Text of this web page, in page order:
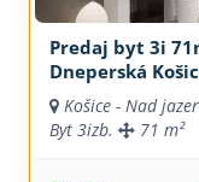
Predaj byt 3i
Dneperská
Košice - Nad
Byt 3izb. 71 m²